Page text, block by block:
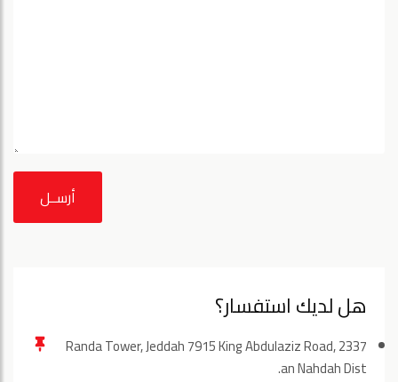
أرســل
هل لديك استفسار؟
Randa Tower, Jeddah 7915 King Abdulaziz Road, 2337
an Nahdah Dist.